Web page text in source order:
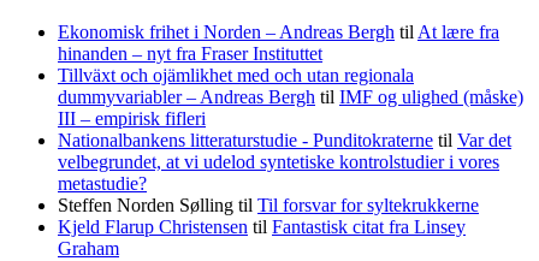
Ekonomisk frihet i Norden – Andreas Bergh til At lære fra
hinanden – nyt fra Fraser Instituttet
Tillväxt och ojämlikhet med och utan regionala
dummyvariabler – Andreas Bergh til IMF og ulighed (måske)
III – empirisk fifleri
Nationalbankens litteraturstudie - Punditokraterne til Var det
velbegrundet, at vi udelod syntetiske kontrolstudier i vores
metastudie?
Steffen Norden Sølling til Til forsvar for syltekrukkerne
Kjeld Flarup Christensen til Fantastisk citat fra Linsey
Graham